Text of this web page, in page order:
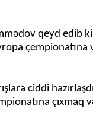
qeyd edib
çempionatına
ciddi
çıxmaq